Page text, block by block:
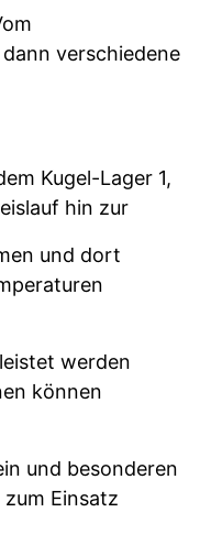
verschiedene
Kugel-Lager 1,
hin zur
und dort
werden
können
und besonderen
Einsatz